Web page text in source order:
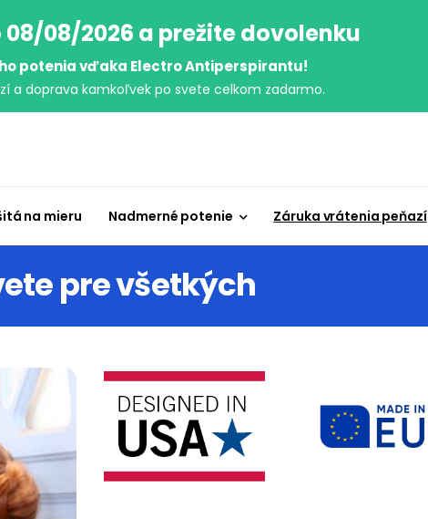
08/08/2026 a prežite dovolenku
potenia vďaka Electro Antiperspirantu!
a doprava kamkoľvek po svete celkom zadarmo.
na mieru Nadmerné potenie Záruka vrátenia peňazí
pre všetkých